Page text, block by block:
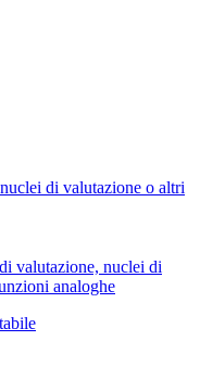
di valutazione o altri
valutazione, nuclei di
analoghe